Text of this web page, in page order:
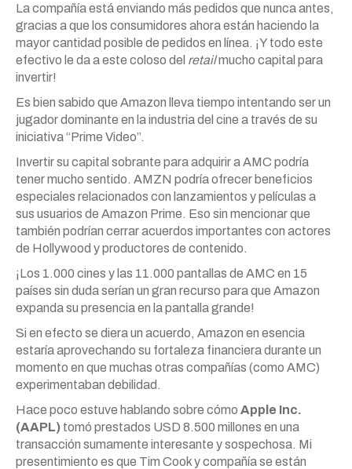
La compañía está enviando más pedidos que nunca antes,
gracias a que los consumidores ahora están haciendo la
mayor cantidad posible de pedidos en línea. ¡Y todo este
efectivo le da a este coloso del retailmucho capital para
invertir!
Es bien sabido que Amazon lleva tiempo intentando ser un
jugador dominante en la industria del cine a través de su
iniciativa “Prime Video”.
Invertir su capital sobrante para adquirir a AMC podría
tener mucho sentido. AMZN podría ofrecer beneficios
especiales relacionados con lanzamientos y películas a
sus usuarios de Amazon Prime. Eso sin mencionar que
también podrían cerrar acuerdos importantes con actores
de Hollywood y productores de contenido.
¡Los 1.000 cines y las 11.000 pantallas de AMC en 15
países sin duda serían un gran recurso para que Amazon
expanda su presencia en la pantalla grande!
Si en efecto se diera un acuerdo, Amazon en esencia
estaría aprovechando su fortaleza financiera durante un
momento en que muchas otras compañías (como AMC)
experimentaban debilidad.
Hace poco estuve hablando sobre cómo Apple Inc.
(AAPL) tomó prestados USD 8.500 millones en una
transacción sumamente interesante y sospechosa. Mi
presentimiento es que Tim Cook y compañía se están